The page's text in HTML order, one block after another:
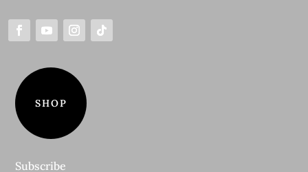
SHOP
Subscribe